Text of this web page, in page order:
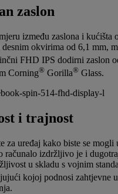
zaslon
između zaslona i kućišta
okvirima od 6,1 mm,
FHD IPS dodirni zaslon
Corning® Gorilla® Glass.
i trajnost
za uređaj kako biste se mogli
računalo izdržljivo je i
u skladu s vojnim
kojoj podnosi zahtjevne